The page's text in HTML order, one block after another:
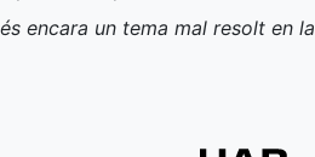
encara un tema mal resolt en